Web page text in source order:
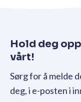
Hold deg
vårt!
Sørg for å melde
deg, i e-posten i